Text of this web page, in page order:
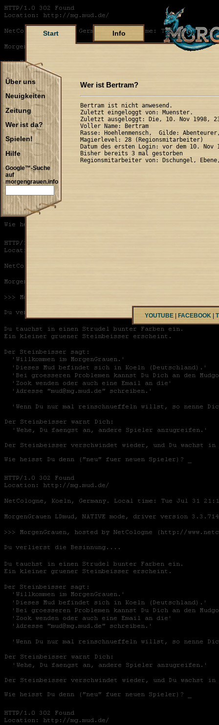
Start Info
Über uns
Neuigkeiten
Zeitung
Wer ist da?
Spielen!
Hilfe
Google™-Suche
auf
morgengrauen.info
Wer ist Bertram?
Bertram ist nicht anwesend.
Zuletzt eingeloggt von: Muenster.
Zuletzt ausgeloggt: Die, 10. Nov 1998,
Voller Name: Bertram
Rasse: Hoehlenmensch,  Gilde:
Magierlevel: 28 (Regionsmitarbeiter)
Datum des ersten Login: vor dem 10. Nov
Bisher bereits 3 mal gestorben
YOUTUBE FACEBOOK